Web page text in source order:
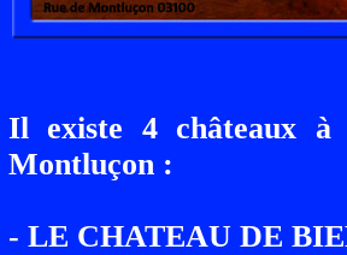
Il existe 4 châteaux à
Montluçon :
- LE CHATEAU DE